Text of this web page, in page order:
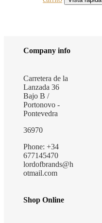
Company info
Carretera de la
Lanzada 36
Bajo B /
Portonovo -
Pontevedra
36970
Phone: +34
677145470
lordofbrands@h
otmail.com
Shop Online